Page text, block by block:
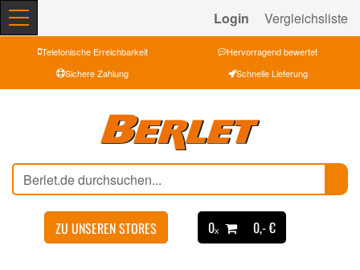
Login Vergleichsliste
Telefonische Erreichbarkeit
Hervorragend bewertet
Sichere Zahlung
Schnelle Lieferung
ZU UNSEREN STORES 0ₓ 0,- €